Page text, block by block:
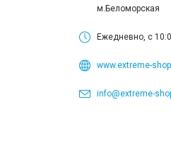
м.Беломорская
Ежедневно, с
www.extreme-
info@extreme-